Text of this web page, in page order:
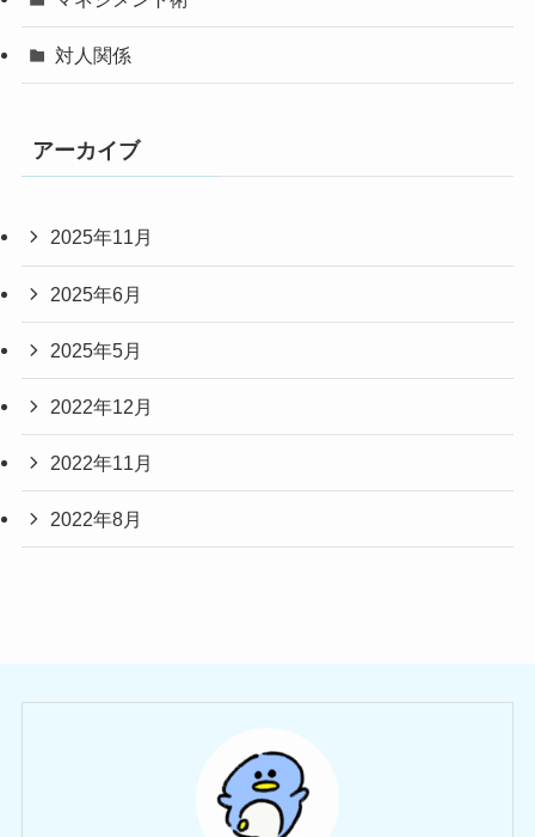
対人関係
アーカイブ
2025年11月
2025年6月
2025年5月
2022年12月
2022年11月
2022年8月